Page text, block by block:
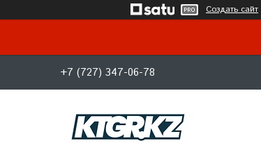
Создать сайт
+7 (727) 347-06-78